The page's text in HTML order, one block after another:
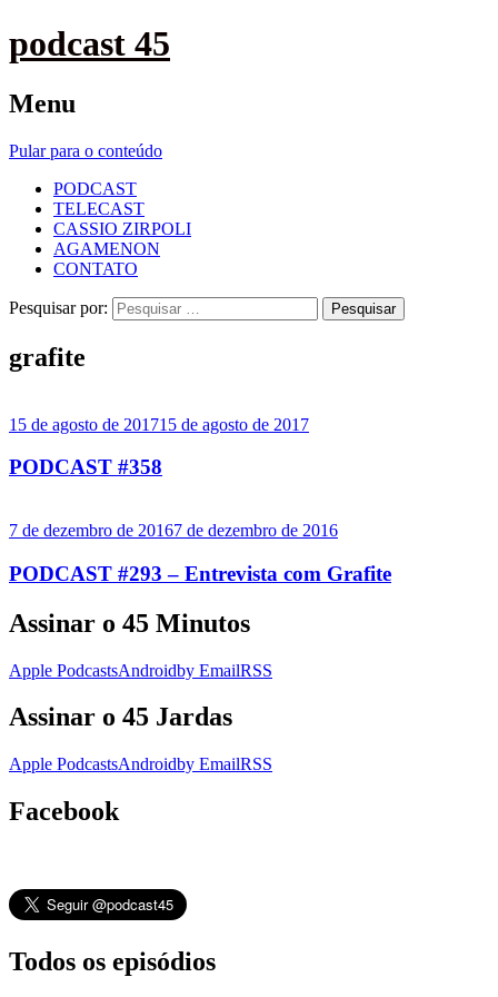
podcast 45
Menu
Pular para o conteúdo
PODCAST
TELECAST
CASSIO ZIRPOLI
AGAMENON
CONTATO
Pesquisar por:
grafite
15 de agosto de 201715 de agosto de 2017
PODCAST #358
7 de dezembro de 20167 de dezembro de 2016
PODCAST #293 – Entrevista com Grafite
Assinar o 45 Minutos
Apple PodcastsAndroidby EmailRSS
Assinar o 45 Jardas
Apple PodcastsAndroidby EmailRSS
Facebook
Todos os episódios